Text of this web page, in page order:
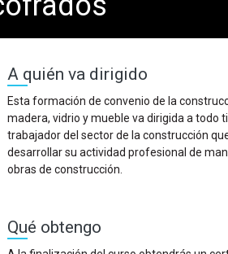
A quién va dirigido
Esta formación de convenio de la
madera, vidrio y mueble va dirigida a todo
trabajador del sector de la construcción
desarrollar su actividad profesional de
obras de construcción.
Qué obtengo